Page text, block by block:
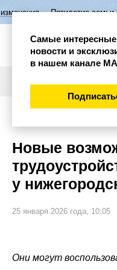
Пятилетие семьи в
Новые
у
25 января 2026 года, 10:05
Они могут
Самые интересные
новости и
в нашем канале